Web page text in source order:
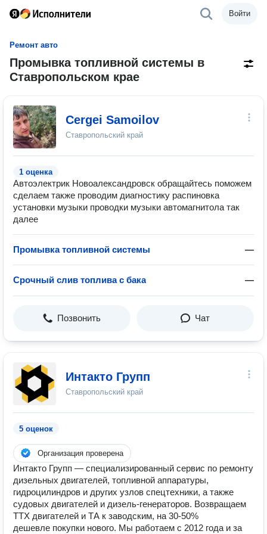
Войти
Ремонт авто
Промывка топливной системы в
Ставропольском крае
Cergei Samoilov
Ставропольский край
1 оценка
Автоэлектрик Новоалександровск обращайтесь поможем
сделаем также проводим диагностику распиновка
установки музыки проводки музыки автомагнитола так
далее
Промывка топливной системы —
Срочный слив топлива с бака —
Позвонить Чат
Интакто Групп
Ставропольский край
5 оценок
Организация проверена
Интакто Групп — специализированный сервис по ремонту
дизельных двигателей, топливной аппаратуры,
гидроцилиндров и других узлов спецтехники, а также
судовых двигателей и дизель-генераторов. Возвращаем
ТТХ двигателей и ТА к заводским, на 30-50%
дешевле покупки нового. Мы работаем с 2012 года и за